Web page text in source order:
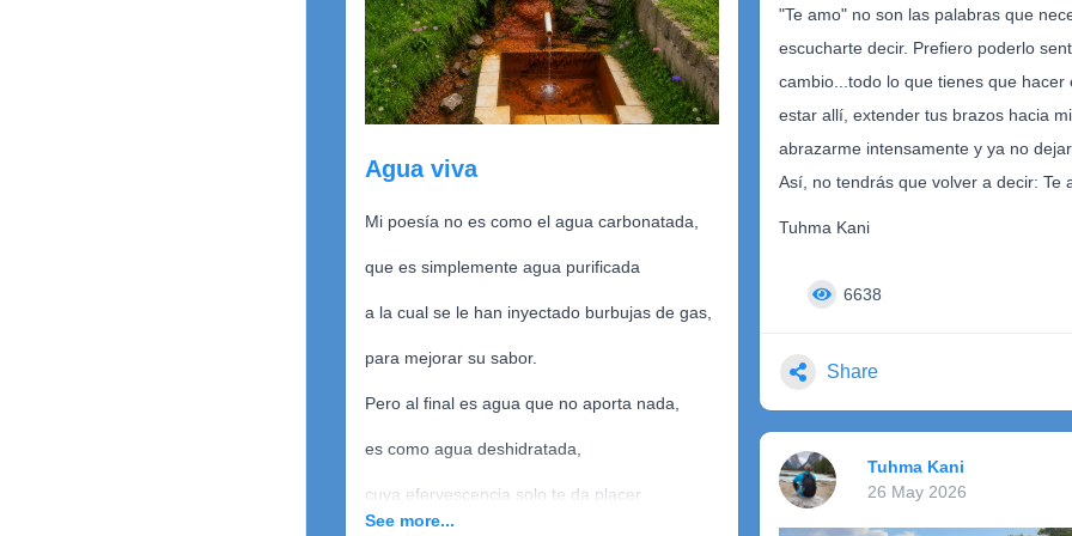
el no aguantar fingir,
así otros no se exaltan
no incomodar
luego reclaman
por no llamarlos.
¿Quién los comprende?
Viven en su mundo
con sus propias vidas
ahí no cabes tú
oscuro ese destino
pasarela, las calles de tierra mojadas
rocío y las cloacas. Y en la esquina,
hombre parado, viendo cómo el
dobla para cruzar sus vidas. Él siente
siempre estuviste ahí.
colectivo. Mirá cómo duerme, cómo
de una noche de invierno. Mirá cómo
hermoso.
Ella tose, él no duerme. Ella lee, él
no comió, mira una vidriera sin
ya no importa. Veintidós años caminó.
Veintidós años no son nada.
Agua viva
Mi poesía no es como el agua carbonatada,
que es simplemente agua purificada
a la cual se le han inyectado burbujas de gas,
para mejorar su sabor.
Pero al final es agua que no aporta nada,
es como agua deshidratada,
cuya efervescencia solo te da placer
See more...
"Te amo" no son las palabras que
escucharte decir. Prefiero poderlo
cambio...todo lo que tienes que hacer
estar allí, extender tus brazos hacia
abrazarme intensamente y ya no
Así, no tendrás que volver a decir: Te
Tuhma Kani
6638
Share
Tuhma Kani
26 May 2026